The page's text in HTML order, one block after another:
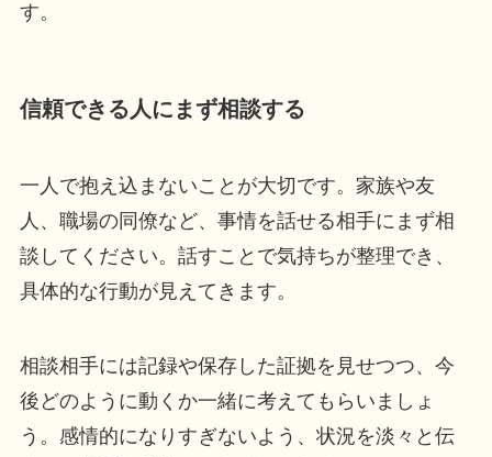
す。
信頼できる人にまず相談する
一人で抱え込まないことが大切です。家族や友
人、職場の同僚など、事情を話せる相手にまず相
談してください。話すことで気持ちが整理でき、
具体的な行動が見えてきます。
相談相手には記録や保存した証拠を見せつつ、今
後どのように動くか一緒に考えてもらいましょ
う。感情的になりすぎないよう、状況を淡々と伝